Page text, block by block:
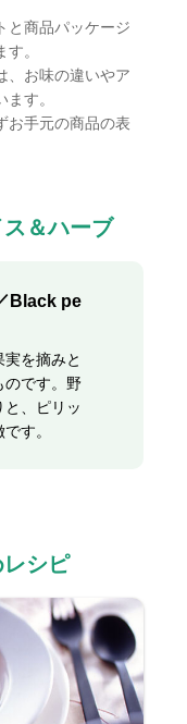
と商品パッケージ
。
、お味の違いやア
す。
お手元の商品の表
＆ハーブ
Black pe
を摘みと
のです。野
、ピリッ
す。
シピ